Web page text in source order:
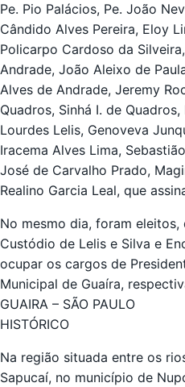
Pe. Pio Palácios, Pe. João
Cândido Alves Pereira, Eloy
Policarpo Cardoso da
Andrade, João Aleixo de
Alves de Andrade, Jeremy
Quadros, Sinhá I. de
Lourdes Lelis, Genoveva
Iracema Alves Lima,
José de Carvalho Prado,
Realino Garcia Leal, que
No mesmo dia, foram eleitos,
Custódio de Lelis e Silva e
ocupar os cargos de
Municipal de Guaíra,
GUAIRA – SÃO PAULO
HISTÓRICO
Na região situada entre os
Sapucaí, no município de